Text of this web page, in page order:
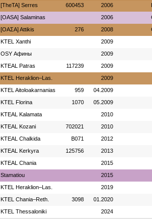
[TheTA] Serres 600453 2006
[OASA] Salaminas 2006
[ΟΑΣΑ] Αttikis 276 2008
KTEL Xanthi 2009
OSY Афины 2009
KTEAL Patras 117239 2009
KTEL Heraklion–Las. 2009
KTEL Aitoloakarnanias 959 04.2009
KTEL Florina 1070 05.2009
KTEAL Kalamata 2010
KTEAL Kozani 702021 2010
KTEAL Chalkida B071 2012
KTEAL Kerkyra 125756 2013
KTEAL Chania 2015
Stamatiou 2015
KTEL Heraklion–Las. 2019
KTEL Chania–Reth. 3098 01.2020
KTEL Thessaloniki 2024